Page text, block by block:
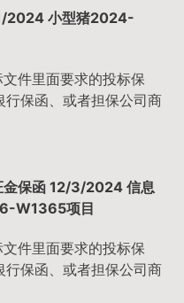
2024 小型猪2024-
件里面要求的投标保
行保函、或者担保公司商
金保函 12/3/2024 信息
W1365项目
件里面要求的投标保
行保函、或者担保公司商